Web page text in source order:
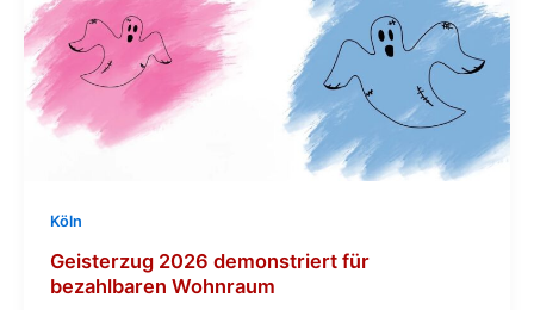
Köln
Geisterzug 2026 demonstriert für
bezahlbaren Wohnraum